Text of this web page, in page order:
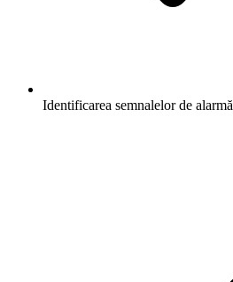
Identificarea semnalelor de alarmă